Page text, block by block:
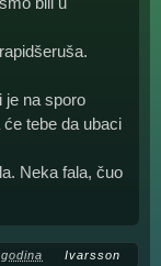
je na sporo
tebe da ubaci
Neka fala, čuo
Ivarsson